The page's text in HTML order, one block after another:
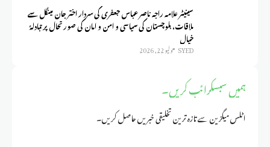
سینیٹر علامہ راجہ ناصر عباس جعفری کی سردار اختر جان مینگل سے
ملاقات، بلوچستان کی سیاسی و امن و امان کی صورتحال پر تبادلۂ
خیال
SYED يوليو 22, 2026
ہمیں سبسکرائب کریں۔
اٹلس میگزین سے تازہ ترین تخلیقی خبریں حاصل کریں۔